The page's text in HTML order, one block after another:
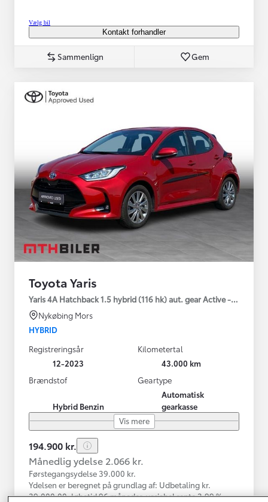
Vælg bil
Kontakt forhandler
Sammenlign Gem
Toyota Yaris
Yaris 4A Hatchback 1.5 hybrid (116 hk) aut. gear Active -
Nykøbing Mors
HYBRID
Registreringsår
12-2023
Kilometertal
43.000 km
Brændstof
Hybrid Benzin
Geartype
Automatisk
gearkasse
Vis mere
194.900 kr.
Månedlig ydelse 2.066 kr.
Førstegangsydelse 39.000 kr.
Ydelsen er beregnet på grundlag af: Udbetaling kr.
39.000,00, løbetid 96 måneder, variabel rente 3,99 %,